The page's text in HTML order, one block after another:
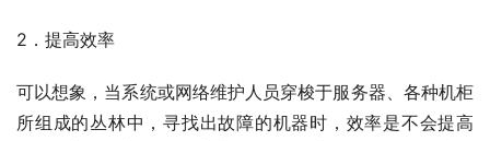
2．提高效率
可以想象，当系统或网络维护人员穿梭于服务器、各种机柜
所组成的丛林中，寻找出故障的机器时，效率是不会提高